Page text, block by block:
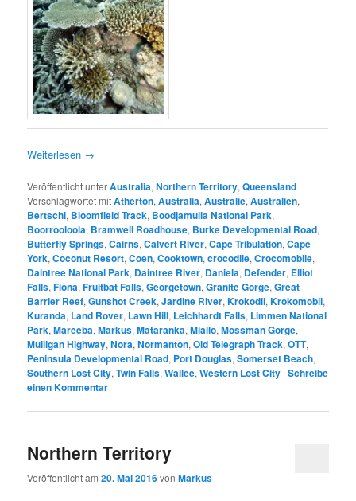
Weiterlesen →
Veröffentlicht unterAustralia,Northern Territory,Queensland |
Verschlagwortet mitAtherton,Australia,Australie,Australien,
Bertschi, Bloomfield Track, Boodjamulla National Park,
Boorrooloola, Bramwell Roadhouse, Burke Developmental Road,
Butterfly Springs,Cairns,Calvert River,Cape Tribulation,Cape
York,Coconut Resort,Coen,Cooktown,crocodile,Crocomobile,
Daintree National Park, Daintree River, Daniela, Defender, Elliot
Falls,Fiona,Fruitbat Falls,Georgetown,Granite Gorge,Great
Barrier Reef,Gunshot Creek,Jardine River,Krokodil,Krokomobil,
Kuranda, Land Rover, Lawn Hill, Leichhardt Falls, Limmen National
Park,Mareeba,Markus,Mataranka,Miallo,Mossman Gorge,
Mulligan Highway,Nora,Normanton,Old Telegraph Track,OTT,
Peninsula Developmental Road, Port Douglas,Somerset Beach,
Southern Lost City,Twin Falls,Wallee,Western Lost City |Schreibe
einen Kommentar
Northern Territory
Veröffentlicht am20. Mai 2016vonMarkus